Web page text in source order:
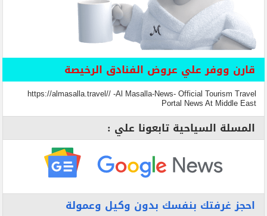
قارن ووفر علي عروض الفنادق الرخيصة
https://almasalla.travel// -Al Masalla-News- Official Tourism Travel
Portal News At Middle East
المسلة السياحية تابعونا علي :
احجز غرفتك بنفسك بدون وكيل وعمولة